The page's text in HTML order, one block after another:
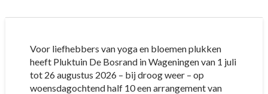
Voor liefhebbers van yoga en bloemen plukken
heeft Pluktuin De Bosrand in Wageningen van 1 juli
tot 26 augustus 2026 – bij droog weer – op
woensdagochtend half 10 een arrangement van